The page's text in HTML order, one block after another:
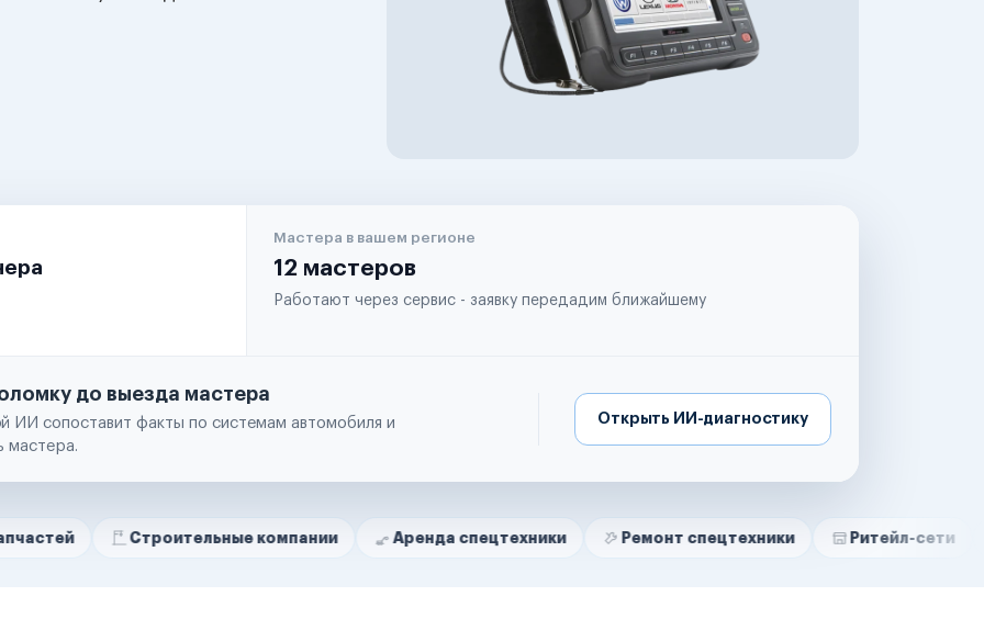
Мастера в вашем регионе
12 мастеров
Работают через сервис - заявку передадим ближайшему
до выезда мастера
ИИ сопоставит факты по системам автомобиля и
мастера.
Открыть ИИ-диагностику
Строительные компании Аренда спецтехники Ремонт спецтехники Ритейл-сети